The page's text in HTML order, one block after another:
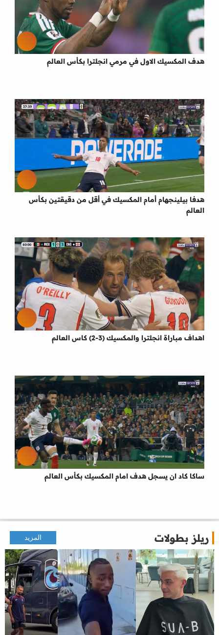
هدف المكسيك الاول في مرمي انجلترا بكأس العالم
هدفا بيلينجهام أمام المكسيك في أقل من دقيقتين بكأس
العالم
اهداف مباراة انجلترا والمكسيك (3-2) كاس العالم
ساكا كاد ان يسجل هدف امام المكسيك بكأس العالم
ريلز بطولات المزيد